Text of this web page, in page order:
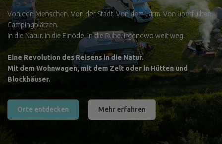
Von den Menschen. Von der Stadt. Von dem Lärm. Von überfüllten
Campingplätzen.
In die Natur. In die Einöde. In die Ruhe. Irgendwo weit weg.
Eine Revolution des Reisens in die Natur.
Mit dem Wohnwagen, mit dem Zelt oder in Hütten und
Blockhäuser.
Orte entdecken Mehr erfahren